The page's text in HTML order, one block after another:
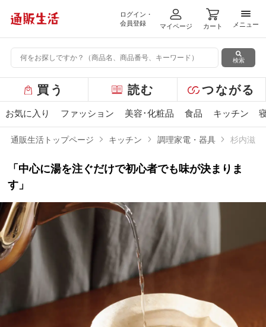
ログイン・
会員登録
マイページ カート
メニ
メニュー
検索
ー
バ
ー
買う 読む つながる
お気に入り ファッション 美容･化粧品 食品 キッチン
通販生活トップページ キッチン 調理家電・器具 杉内滋の
「中心に湯を注ぐだけで初心者でも味が決まりま
す」